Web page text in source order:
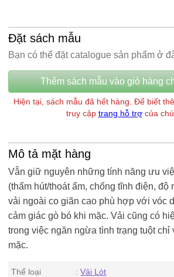
Đặt sách mẫu
Bạn có thể đặt catalogue sản phẩm ở
Thêm sách mẫu vào giỏ hàng
Hiện tại, sách mẫu đã hết hàng. Để biết
truy cập trang hỗ trợcủa
Mô tả mặt hàng
Vẫn giữ nguyên những tính năng ưu
(thấm hút/thoát ẩm, chống tĩnh điện, độ
vải ngoài co giãn cao phù hợp với vóc
cảm giác gò bó khi mặc. Vải cũng có
trong việc ngăn ngừa tình trạng tuột
mặc.
Thể loại
Vải Lót